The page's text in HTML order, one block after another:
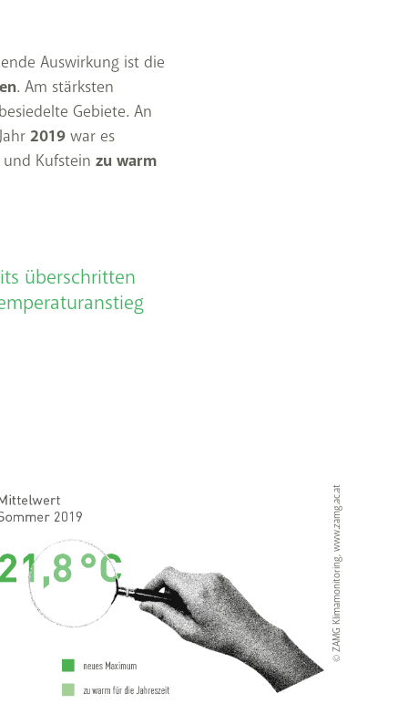
Auswirkung ist die
. Am stärksten
Gebiete. An
2019 war es
Kufstein zu warm
überschritten
© ZAMG Klimamonitoring, www.zamg.ac.at